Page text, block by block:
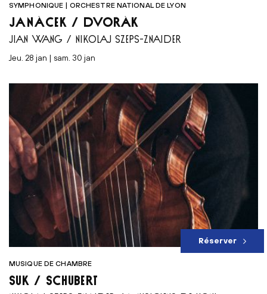
SYMPHONIQUE | ORCHESTRE NATIONAL DE LYON
JANÁČEK / DVOŘÁK
JIAN WANG / NIKOLAJ SZEPS-ZNAIDER
jeu. 28 jan | sam. 30 jan
MUSIQUE DE CHAMBRE
SUK / SCHUBERT
Réserver